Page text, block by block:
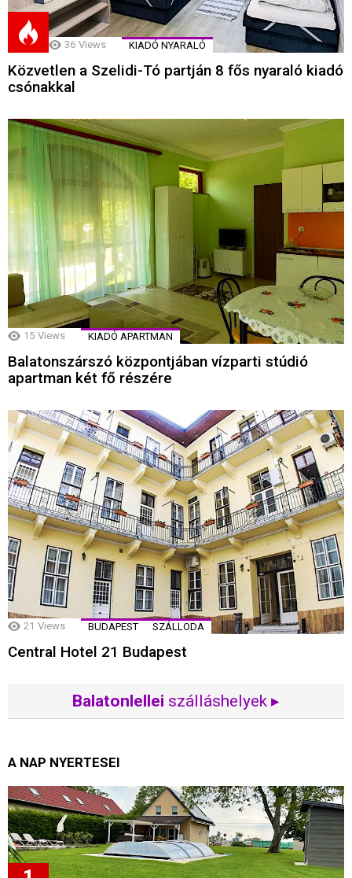
36 Views KIADÓ NYARALÓ
Közvetlen a Szelidi-Tó partján 8 fős nyaraló kiadó
csónakkal
15 Views KIADÓ APARTMAN
Balatonszárszó központjában vízparti stúdió
apartman két fő részére
21 Views BUDAPEST SZÁLLODA
Central Hotel 21 Budapest
Balatonlellei szálláshelyek ▸
A NAP NYERTESEI